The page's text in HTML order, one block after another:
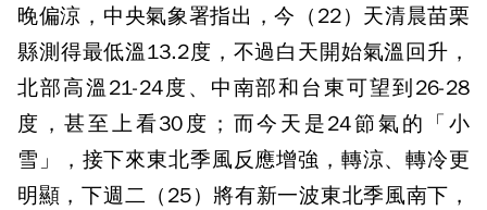
晚偏涼，中央氣象署指出，今（22）天清晨苗栗
縣測得最低溫13.2度，不過白天開始氣溫回升，
北部高溫21-24度、中南部和台東可望到26-28
度，甚至上看30度；而今天是24節氣的「小
雪」，接下來東北季風反應增強，轉涼、轉冷更
明顯，下週二（25）將有新一波東北季風南下，